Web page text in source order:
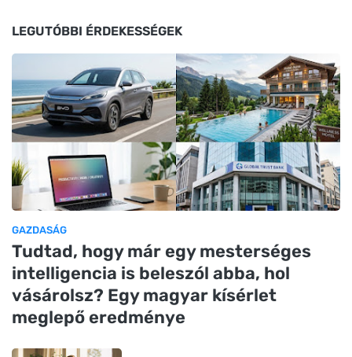
LEGUTÓBBI ÉRDEKESSÉGEK
GAZDASÁG
Tudtad, hogy már egy mesterséges
intelligencia is beleszól abba, hol
vásárolsz? Egy magyar kísérlet
meglepő eredménye